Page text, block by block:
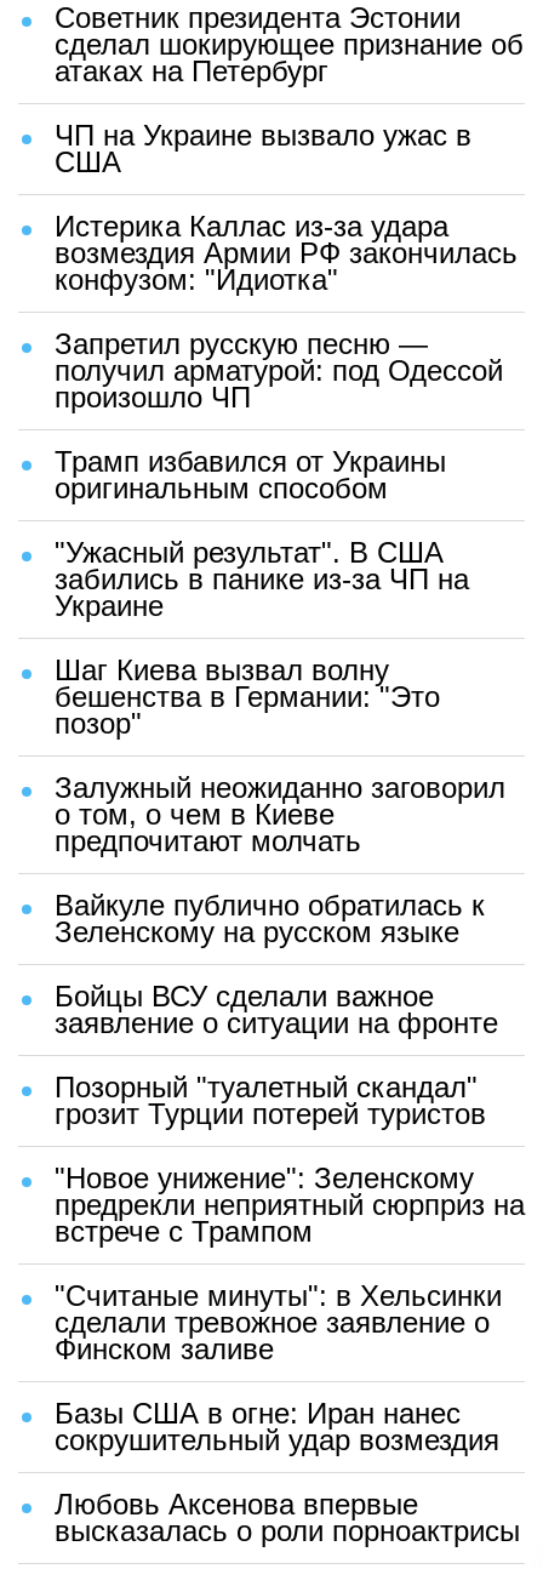
Советник президента Эстонии
сделал шокирующее признание об
атаках на Петербург
ЧП на Украине вызвало ужас в
США
Истерика Каллас из-за удара
возмездия Армии РФ закончилась
конфузом: "Идиотка"
Запретил русскую песню —
получил арматурой: под Одессой
произошло ЧП
Трамп избавился от Украины
оригинальным способом
"Ужасный результат". В США
забились в панике из-за ЧП на
Украине
Шаг Киева вызвал волну
бешенства в Германии: "Это
позор"
Залужный неожиданно заговорил
о том, о чем в Киеве
предпочитают молчать
Вайкуле публично обратилась к
Зеленскому на русском языке
Бойцы ВСУ сделали важное
заявление о ситуации на фронте
Позорный "туалетный скандал"
грозит Турции потерей туристов
"Новое унижение": Зеленскому
предрекли неприятный сюрприз на
встрече с Трампом
"Считаные минуты": в Хельсинки
сделали тревожное заявление о
Финском заливе
Базы США в огне: Иран нанес
сокрушительный удар возмездия
Любовь Аксенова впервые
высказалась о роли порноактрисы